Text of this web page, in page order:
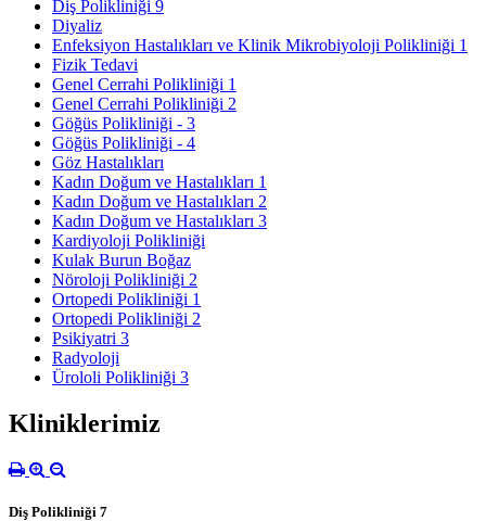
Diş Polikliniği 9
Diyaliz
Enfeksiyon Hastalıkları ve Klinik Mikrobiyoloji Polikliniği 1
Fizik Tedavi
Genel Cerrahi Polikliniği 1
Genel Cerrahi Polikliniği 2
Göğüs Polikliniği - 3
Göğüs Polikliniği - 4
Göz Hastalıkları
Kadın Doğum ve Hastalıkları 1
Kadın Doğum ve Hastalıkları 2
Kadın Doğum ve Hastalıkları 3
Kardiyoloji Polikliniği
Kulak Burun Boğaz
​Nöroloji Polikliniği 2
Ortopedi Polikliniği 1
Ortopedi Polikliniği 2
Psikiyatri 3
Radyoloji
Ürololi Polikliniği 3
Kliniklerimiz
Diş Polikliniği 7